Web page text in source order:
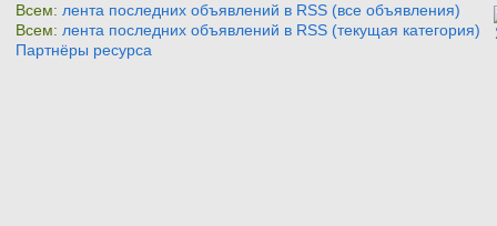
Всем: лента последних объявлений в RSS (все объявления)
Всем: лента последних объявлений в RSS (текущая категория)
Партнёры ресурса